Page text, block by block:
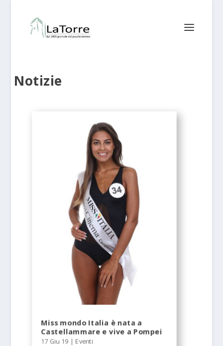
Notizie
Miss mondo Italia è nata a
Castellammare e vive a Pompei
17 Giu 19 | Eventi